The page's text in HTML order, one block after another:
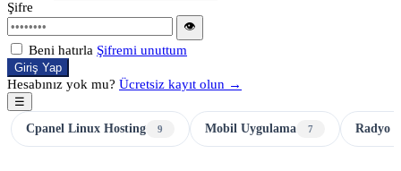
Şifre
👁
Beni hatırla Şifremi unuttum
Giriş Yap
Hesabınız yok mu? Ücretsiz kayıt olun →
☰
Cpanel Linux Hosting
9 Mobil Uygulama 7 Radyo